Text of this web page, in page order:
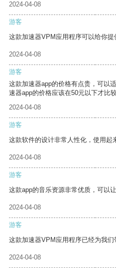
2024-04-08
游客
这款加速器VPM应用程序可以给你提
2024-04-08
游客
这款加速器app的价格有点贵，可以
速器app的价格应该在50元以下才比较
2024-04-08
游客
这款软件的设计非常人性化，使用起
2024-04-08
游客
这款app的音乐资源非常优质，可以
2024-04-08
游客
这款加速器VPM应用程序已经为我们
2024-04-08